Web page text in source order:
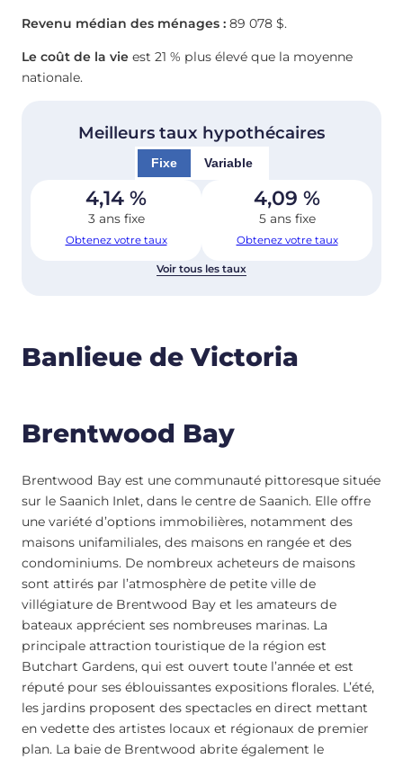
Revenu médian des ménages : 89 078 $.
Le coût de la vie est 21 % plus élevé que la moyenne
nationale.
Meilleurs taux hypothécaires
Fixe Variable
4,14 %
3 ans fixe
Obtenez votre taux
4,09 %
5 ans fixe
Obtenez votre taux
Voir tous les taux
Banlieue de Victoria
Brentwood Bay
Brentwood Bay est une communauté pittoresque située
sur le Saanich Inlet, dans le centre de Saanich. Elle offre
une variété d’options immobilières, notamment des
maisons unifamiliales, des maisons en rangée et des
condominiums. De nombreux acheteurs de maisons
sont attirés par l’atmosphère de petite ville de
villégiature de Brentwood Bay et les amateurs de
bateaux apprécient ses nombreuses marinas. La
principale attraction touristique de la région est
Butchart Gardens, qui est ouvert toute l’année et est
réputé pour ses éblouissantes expositions florales. L’été,
les jardins proposent des spectacles en direct mettant
en vedette des artistes locaux et régionaux de premier
plan. La baie de Brentwood abrite également le